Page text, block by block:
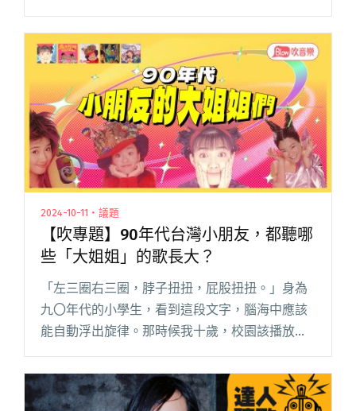
共 94 位評審，歷時三個月。 評審團召集人陳子
鴻受訪時提到，今年評選重點為「前瞻性閱讀全
文 "你可能會想知道 第29屆金曲入圍名單的11個
2024-10-11・議題
【吹專題】90年代台灣小朋友，都聽哪
些「大姐姐」的歌長大？
「左三圈右三圈，脖子扭扭，屁股扭扭。」身為
九〇年代的小學生，看到這段文字，腦海中應該
能自動浮出旋律。那時候我十歲，校園該播放鐘
聲的喇叭，午休時突然傳來這首〈健康歌〉，我
興奮地跟同學唱完它，一字不漏。 九Ｏ年代是本
土唱片業的黃金年代，產值在 閱讀全文 "【吹專